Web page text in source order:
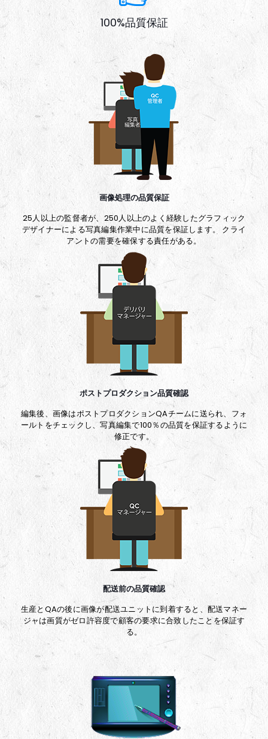
100%品質保証
画像処理の品質保証
25人以上の監督者が、250人以上のよく経験したグラフィック
デザイナーによる写真編集作業中に品質を保証します。 クライ
アントの需要を確保する責任がある。
ポストプロダクション品質確認
編集後、画像はポストプロダクションQAチームに送られ、フォ
ールトをチェックし、写真編集で100％の品質を保証するように
修正です。
配送前の品質確認
生産とQAの後に画像が配送ユニットに到着すると、配送マネー
ジャは画質がゼロ許容度で顧客の要求に合致したことを保証す
る。